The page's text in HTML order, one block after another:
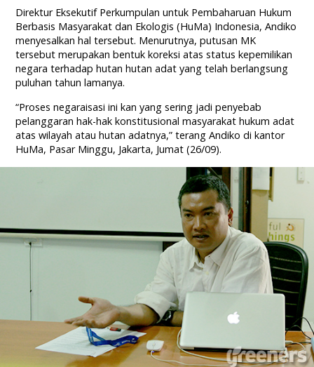
Direktur Eksekutif Perkumpulan untuk Pembaharuan Hukum
Berbasis Masyarakat dan Ekologis (HuMa) Indonesia, Andiko
menyesalkan hal tersebut. Menurutnya, putusan MK
tersebut merupakan bentuk koreksi atas status kepemilikan
negara terhadap hutan hutan adat yang telah berlangsung
puluhan tahun lamanya.
“Proses negaraisasi ini kan yang sering jadi penyebab
pelanggaran hak-hak konstitusional masyarakat hukum adat
atas wilayah atau hutan adatnya,” terang Andiko di kantor
HuMa, Pasar Minggu, Jakarta, Jumat (26/09).